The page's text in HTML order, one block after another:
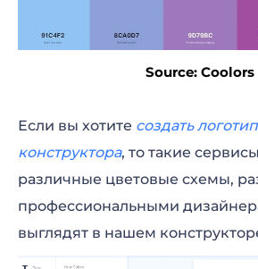
Source: Coolors
Если вы хотите создать
конструктора, то такие
различные цветовые схемы,
профессиональными
выглядят в нашем